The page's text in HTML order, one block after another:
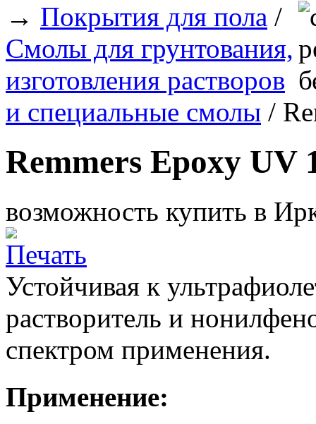
→ Покрытия для пола /
Смолы для грунтования,
изготовления растворов
и специальные смолы /
Remmers Epoxy UV
возможность купить в
Устойчивая к
растворитель и
спектром применения.
Применение: